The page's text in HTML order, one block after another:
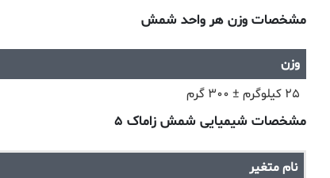
مشخصات وزن هر واحد شمش
وزن
۲۵ کیلوگرم ± ۳۰۰ گرم
مشخصات شیمیایی شمش زاماک ۵
نام متغیر